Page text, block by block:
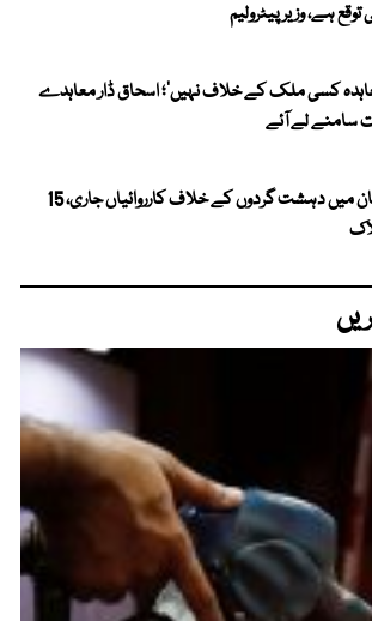
ہے، وزیر پیٹرولیم
کسی ملک کے خلاف نہیں’؛ اسحاق ڈار معاہدے
سامنے لے آئے
بلوچستان میں دہشت گردوں کے خلاف کارروائیاں جاری، 15